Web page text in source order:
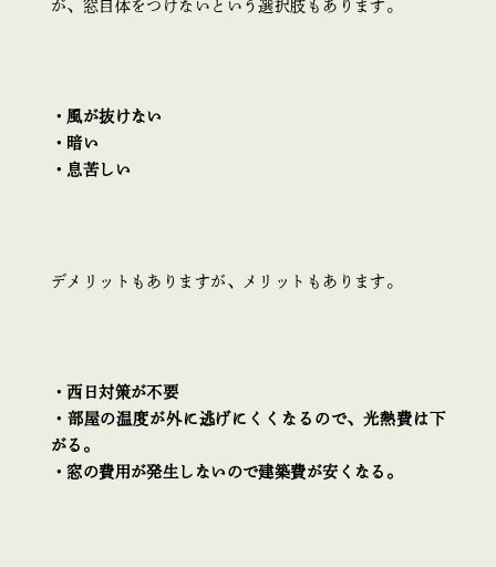
が、窓自体をつけないという選択肢もあります。
・風が抜けない
・暗い
・息苦しい
デメリットもありますが、メリットもあります。
・西日対策が不要
・部屋の温度が外に逃げにくくなるので、光熱費は下
がる。
・窓の費用が発生しないので建築費が安くなる。